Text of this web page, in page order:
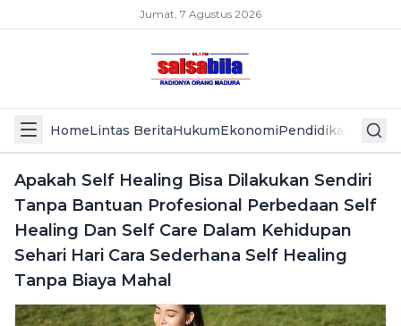
Jumat, 7 Agustus 2026
HomeLintas BeritaHukumEkonomiPendidikan Politik
Apakah Self Healing Bisa Dilakukan Sendiri
Tanpa Bantuan Profesional Perbedaan Self
Healing Dan Self Care Dalam Kehidupan
Sehari Hari Cara Sederhana Self Healing
Tanpa Biaya Mahal